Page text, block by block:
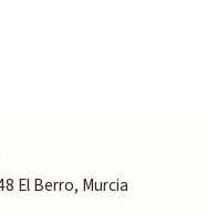
El Berro, Murcia